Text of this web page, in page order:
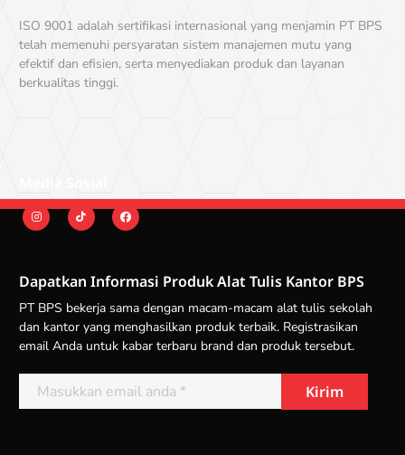
ISO 9001 adalah sertifikasi internasional yang menjamin PT BPS
telah memenuhi persyaratan sistem manajemen mutu yang
efektif dan efisien, serta menyediakan produk dan layanan
berkualitas tinggi.
Dapatkan Informasi Produk Alat Tulis Kantor BPS
PT BPS bekerja sama dengan macam-macam alat tulis sekolah
dan kantor yang menghasilkan produk terbaik. Registrasikan
email Anda untuk kabar terbaru brand dan produk tersebut.